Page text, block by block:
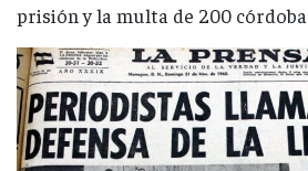
prisión y la multa de 200